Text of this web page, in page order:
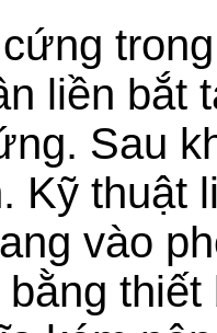
liền bắt
Sau
Kỹ thuật
vào